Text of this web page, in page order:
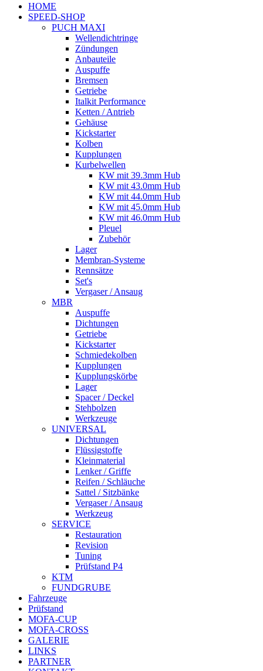
HOME
SPEED-SHOP
PUCH MAXI
Wellendichtringe
Zündungen
Anbauteile
Auspuffe
Bremsen
Getriebe
Italkit Performance
Ketten / Antrieb
Gehäuse
Kickstarter
Kolben
Kupplungen
Kurbelwellen
KW mit 39.3mm Hub
KW mit 43.0mm Hub
KW mit 44.0mm Hub
KW mit 45.0mm Hub
KW mit 46.0mm Hub
Pleuel
Zubehör
Lager
Membran-Systeme
Rennsätze
Set's
Vergaser / Ansaug
MBR
Auspuffe
Dichtungen
Getriebe
Kickstarter
Schmiedekolben
Kupplungen
Kupplungskörbe
Lager
Spacer / Deckel
Stehbolzen
Werkzeuge
UNIVERSAL
Dichtungen
Flüssigstoffe
Kleinmaterial
Lenker / Griffe
Reifen / Schläuche
Sattel / Sitzbänke
Vergaser / Ansaug
Werkzeug
SERVICE
Restauration
Revision
Tuning
Prüfstand P4
KTM
FUNDGRUBE
Fahrzeuge
Prüfstand
MOFA-CUP
MOFA-CROSS
GALERIE
LINKS
PARTNER